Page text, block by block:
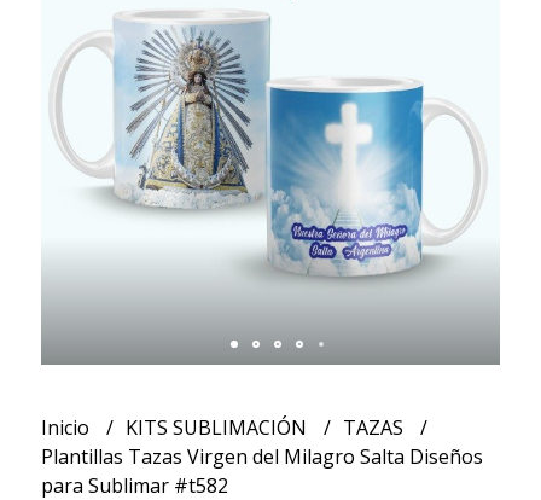
Inicio KITS SUBLIMACIÓN
TAZAS
Plantillas Tazas Virgen del Milagro Salta Diseños
para Sublimar #t582